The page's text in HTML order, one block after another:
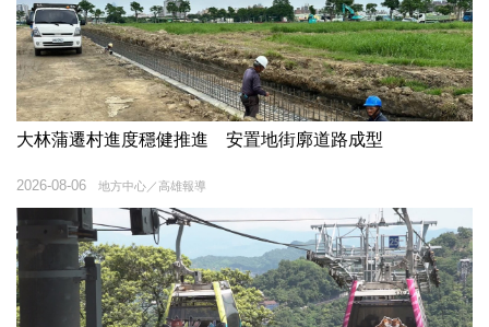
大林蒲遷村進度穩健推進 安置地街廓道路成型
地方中心／高雄報導
2026-08-06